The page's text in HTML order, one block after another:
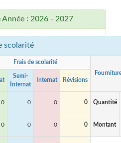
Année : 2026 - 2027
scolarité
Frais de scolarité
Semi-
Internat
Internat Révisions
0 0 0 0 Quantité
0 0 0 0 Montant